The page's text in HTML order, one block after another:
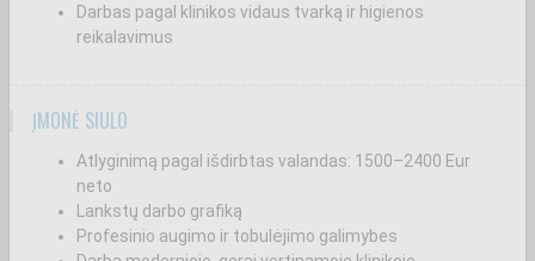
Darbas pagal klinikos vidaus tvarką ir higienos
reikalavimus
ĮMONĖ SIŪLO
Atlyginimą pagal išdirbtas valandas: 1500–2400 Eur
neto
Lankstų darbo grafiką
Profesinio augimo ir tobulėjimo galimybes